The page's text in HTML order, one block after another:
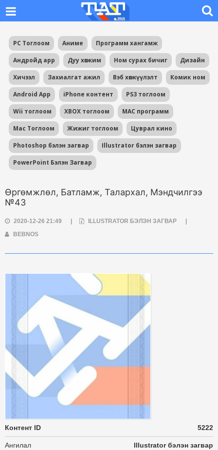
PC Тоглоом Аниме Программ хангамж
Андройд app Дуу хөгжим Ном сурах бичиг Дизайн
Хичээл Захиалгат ажил Вэб хөгжүүлэлт Комик ном
Android App iPhone контент PS3 тоглоом
Wii тоглоом XBOX тоглоом MAC программ
Mac Тоглоом Жижиг тоглоом Цуврал кино
Photoshop бэлэн загвар Illustrator бэлэн загвар
PowerPoint Бэлэн Загвар
Өргөмжлөл, Батламж, Талархал, Мэндчилгээ
№43
2020-12-26 21:49 ILLUSTRATOR БЭЛЭН ЗАГВАР
BEBNOS
Контент ID 5222
Ангилал Illustrator бэлэн загвар